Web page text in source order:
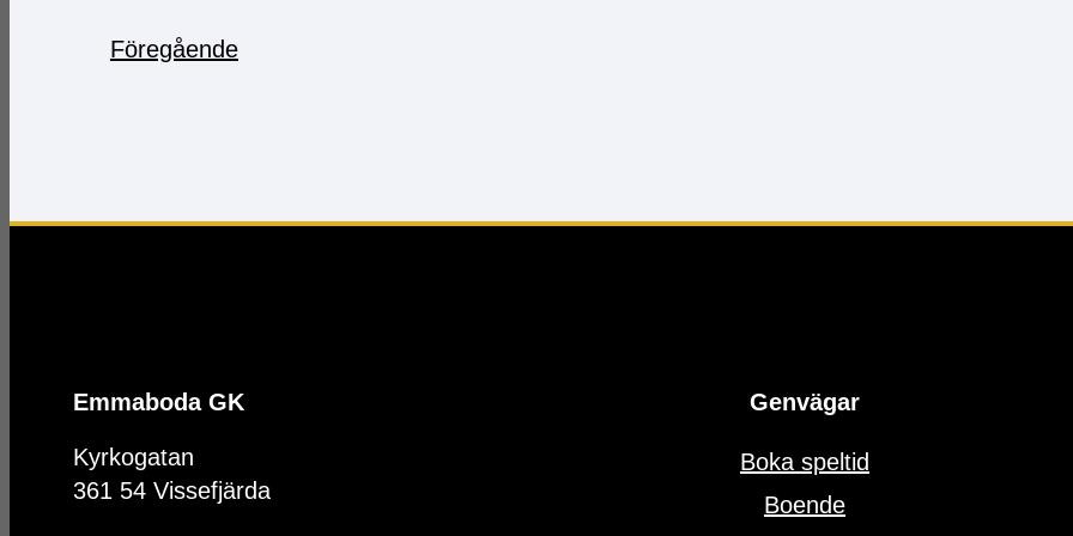
Föregående
Emmaboda GK
Kyrkogatan
361 54 Vissefjärda
Genvägar
Boka speltid
Boende